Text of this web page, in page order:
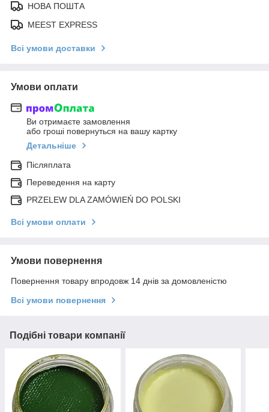
НОВА ПОШТА
MEEST EXPRESS
Всі умови доставки
Умови оплати
Ви отримаєте замовлення
або гроші повернуться на вашу картку
Детальніше
Післяплата
Переведення на карту
PRZELEW DLA ZAMÓWIEŃ DO POLSKI
Всі умови оплати
Умови повернення
Повернення товару впродовж 14 днів за домовленістю
Всі умови повернення
Подібні товари компанії